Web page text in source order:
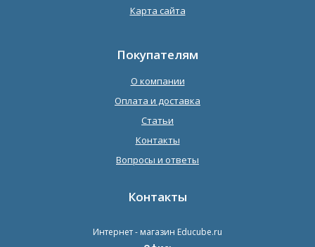
Карта сайта
Покупателям
О компании
Оплата и доставка
Статьи
Контакты
Вопросы и ответы
Контакты
Интернет - магазин Educube.ru